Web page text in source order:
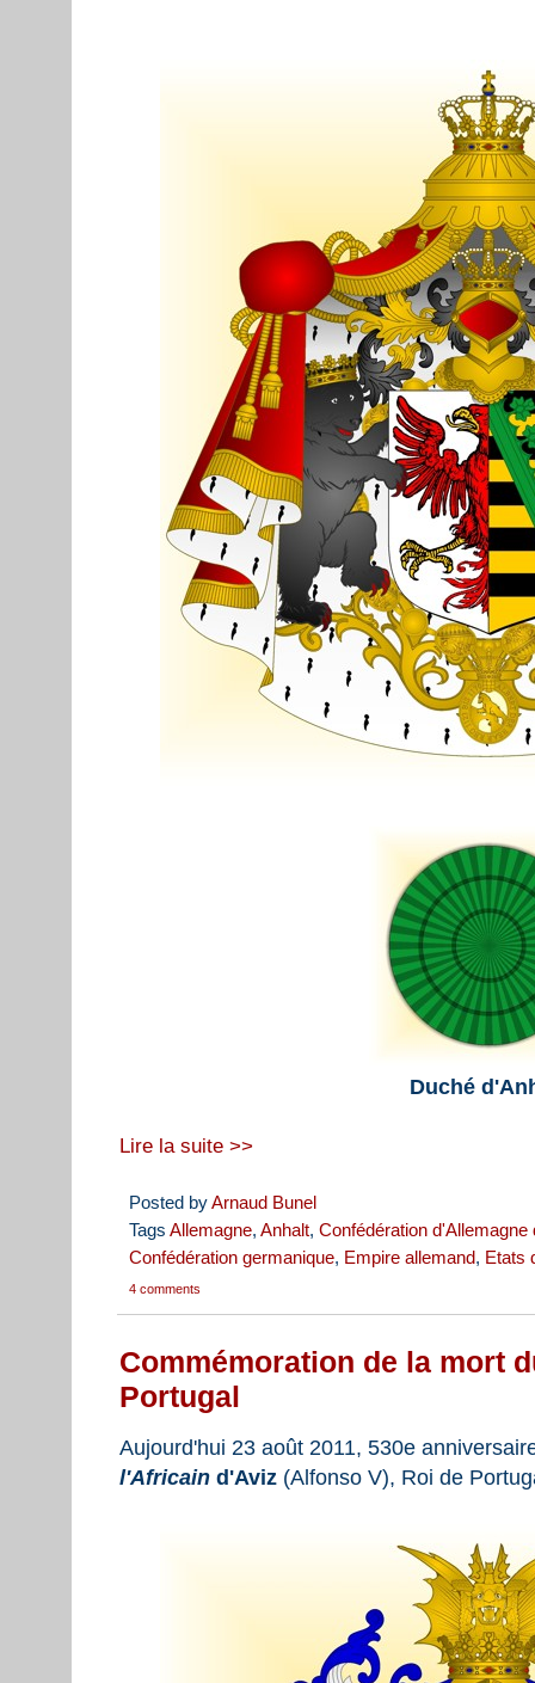
Duché
Lire la suite >>
Posted byArnaud Bunel
Tags Allemagne, Anhalt, Confédération d'Allemagne
Confédération germanique, Empire allemand, Etats
4 comments
Commémoration de la mort
Portugal
Aujourd'hui 23 août 2011, 530e
l'Africain d'Aviz (Alfonso V), Roi de